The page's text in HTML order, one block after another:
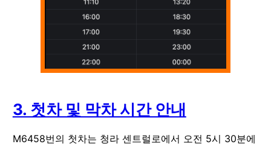
3. 첫차 및 막차 시간 안내
M6458번의 첫차는 청라 센트럴로에서 오전 5시 30분에